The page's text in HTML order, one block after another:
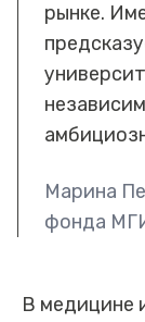
рынке.
Марина
фонда
В медицине